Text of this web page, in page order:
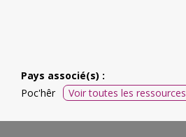
Pays associé(s) :
Poc'hêr
Voir toutes les ressources